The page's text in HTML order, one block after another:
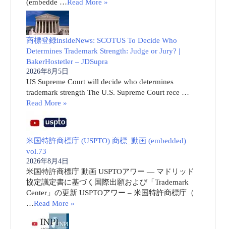
商標登録insideNews: SCOTUS To Decide Who
Determines Trademark Strength: Judge or Jury? |
BakerHostetler – JDSupra
2026年8月5日
US Supreme Court will decide who determines
trademark strength The U.S. Supreme Court rece …
Read More »
米国特許商標庁 (USPTO) 商標_動画 (embedded)
vol.73
2026年8月4日
米国特許商標庁 動画 USPTOアワー ― マドリッド
協定議定書に基づく国際出願および「Trademark
Center」の更新 USPTOアワー – 米国特許商標庁（
…Read More »